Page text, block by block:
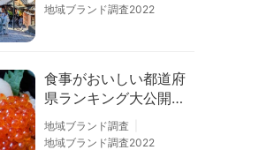
地域ブランド調査2022
食事がおいしい都道府
県ランキング大公開！
１位は北海道、３位は
大阪府、２位は〇〇
地域ブランド調査
地域ブランド調査2022